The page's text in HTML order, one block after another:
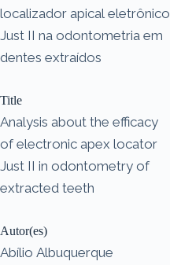
localizador apical eletrônico
Just II na odontometria em
dentes extraídos
Title
Analysis about the efficacy
of electronic apex locator
Just II in odontometry of
extracted teeth
Autor(es)
Abílio Albuquerque